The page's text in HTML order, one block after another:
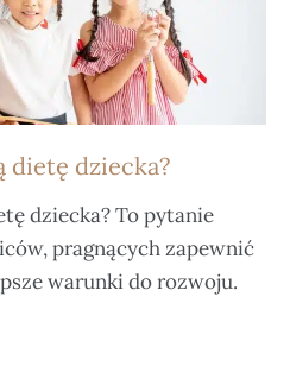
dietę dziecka?
dziecka? To pytanie
pragnących zapewnić
warunki do rozwoju.